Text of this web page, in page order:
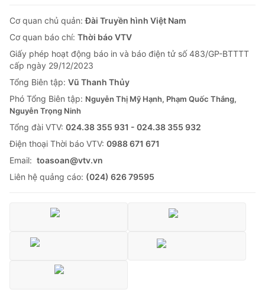
Thế giới
Tin tức
Thế giới đó đây
Câu chuyện quốc tế
Kinh tế
Tài chính
Thị trường
Góc doanh nghiệp
Dữ liệu và đời sống
Truyền hình
Phim VTV
Hậu trường
Giải sao mai
Giải trí
Điện ảnh
Làm đẹp
Chất lượng cuộc sống
Học trực tuyến
Công nghệ
Cơ quan chủ quản:Đài Truyền hình Việt Nam
Cơ quan báo chí: Thời báo VTV
Giấy phép hoạt động báo in và báo điện tử số 483/GP-BTTTT
cấp ngày 29/12/2023
Tổng Biên tập: Vũ Thanh Thủy
Phó Tổng Biên tập: Nguyễn Thị Mỹ Hạnh, Phạm Quốc Thắng,
Nguyễn Trọng Ninh
Tổng đài VTV: 024.38 355 931 - 024.38 355 932
Ðiện thoại Thời báo VTV: 0988 671 671
Email: toasoan@vtv.vn
Liên hệ quảng cáo: (024) 626 79595